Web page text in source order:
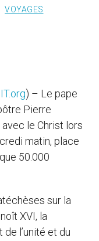
VOYAGES
) – Le pape
Pierre
le Christ lors
matin, place
50.000
sur la
XVI, la
l’unité et du